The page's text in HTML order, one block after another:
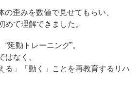
の歪みを数値で見せてもらい、
めて理解できました。
延動トレーニング”。
はなく、
る」「動く」ことを再教育するリハ